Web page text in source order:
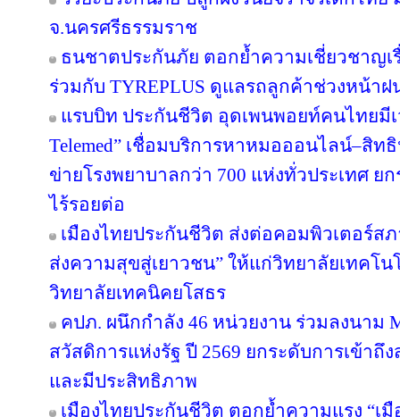
จ.นครศรีธรรมราช
ธนชาตประกันภัย ตอกย้ำความเชี่ยวชาญเ
ร่วมกับ TYREPLUS ดูแลรถลูกค้าช่วงหน้า
แรบบิท ประกันชีวิต อุดเพนพอยท์คนไทยมีเ
Telemed” เชื่อมบริการหาหมอออนไลน์–สิ
ข่ายโรงพยาบาลกว่า 700 แห่งทั่วประเทศ
ไร้รอยต่อ
เมืองไทยประกันชีวิต ส่งต่อคอมพิวเตอร์ส
ส่งความสุขสู่เยาวชน” ให้แก่วิทยาลัยเทคโ
วิทยาลัยเทคนิคยโสธร
คปภ. ผนึกกำลัง 46 หน่วยงาน ร่วมลงนาม
สวัสดิการแห่งรัฐ ปี 2569 ยกระดับการเข้าถึ
และมีประสิทธิภาพ
เมืองไทยประกันชีวิต ตอกย้ำความแรง “เ